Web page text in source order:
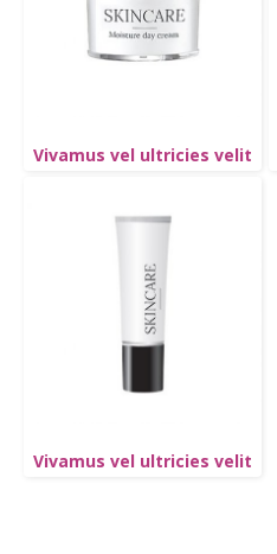
Vivamus vel ultricies velit
Vivamus vel ultricies velit